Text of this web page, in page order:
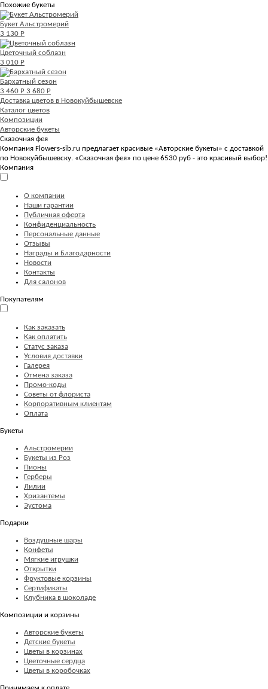
Похожие букеты
Букет Альстромерий
3 130 Р
Цветочный соблазн
3 010 Р
Бархатный сезон
3 460 Р 3 680 Р
Доставка цветов в Новокуйбышевске
Каталог цветов
Композиции
Авторские букеты
Сказочная фея
Компания Flowers-sib.ru предлагает красивые «Авторские букеты» с доставкой
по Новокуйбышевску. «Сказочная фея» по цене 6530 руб - это красивый выбор!
Компания
О компании
Наши гарантии
Публичная оферта
Конфиденциальность
Персональные данные
Отзывы
Награды и Благодарности
Новости
Контакты
Для салонов
Покупателям
Как заказать
Как оплатить
Статус заказа
Условия доставки
Галерея
Отмена заказа
Промо-коды
Советы от флориста
Корпоративным клиентам
Оплата
Букеты
Альстромерии
Букеты из Роз
Пионы
Герберы
Лилии
Хризантемы
Эустома
Подарки
Воздушные шары
Конфеты
Мягкие игрушки
Открытки
Фруктовые корзины
Сертификаты
Клубника в шоколаде
Композиции и корзины
Авторские букеты
Детские букеты
Цветы в корзинах
Цветочные сердца
Цветы в коробочках